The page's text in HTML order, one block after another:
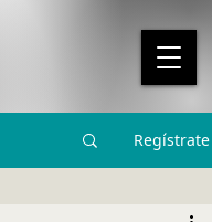
Regístrate